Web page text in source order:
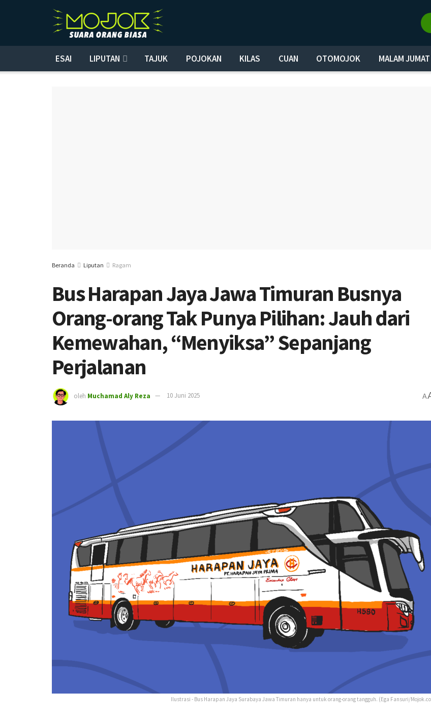
ESAI LIPUTAN TAJUK POJOKAN KILAS CUAN OTOMOJOK MALAM JUMAT
Beranda Liputan Ragam
Bus Harapan Jaya Jawa Timuran Busnya
Orang-orang Tak Punya Pilihan: Jauh dari
Kemewahan, “Menyiksa” Sepanjang
Perjalanan
oleh Muchamad Aly Reza 10 Juni 2025 A
Ilustrasi - Bus Harapan Jaya Surabaya Jawa Timuran hanya untuk orang-orang tangguh. (Ega Fansuri/